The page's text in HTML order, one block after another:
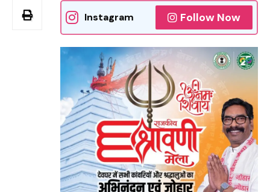
Instagram Follow Now